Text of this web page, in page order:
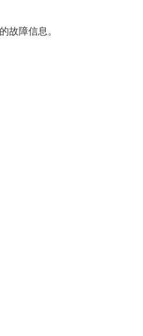
故障信息。